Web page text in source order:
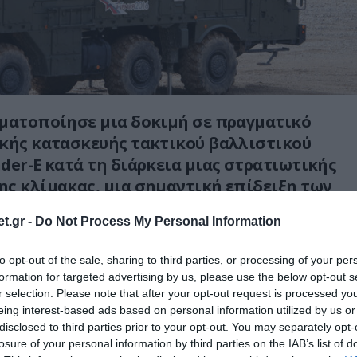
- Do Not Process My Personal Information
opt-out of the sale, sharing to third parties, or processing of your
for targeted advertising by us, please use the below opt-out
selection. Please note that after your opt-out request is processed
interest-based ads based on personal information utilized by us
to third parties prior to your opt-out. You may separately
of your personal information by third parties on the IAB’s list of
μια δοκιμή σε πραγματικό
κατασκευής τακτικού βαλλιστικού
E κατά τη διάρκεια μιας στρατιωτικής
κλίμακας, μια σημαντική επίδειξη των
εμβέλειας.
conducts live fire test of the Russian made
E during a major military exercise.
ballistic missile system showcased rapid